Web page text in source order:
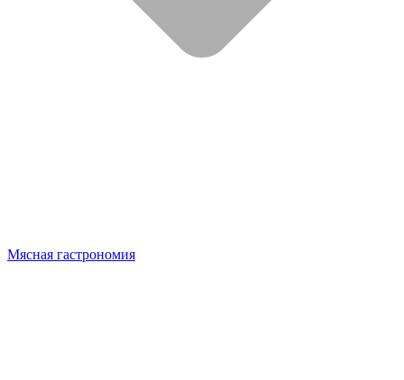
Мясная гастрономия